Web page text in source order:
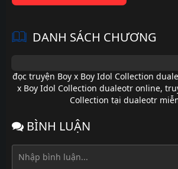
DANH SÁCH CHƯƠNG
đọc truyện Boy x Boy Idol Collection
x Boy Idol Collection dualeotr online,
Collection tại dualeotr
BÌNH LUẬN